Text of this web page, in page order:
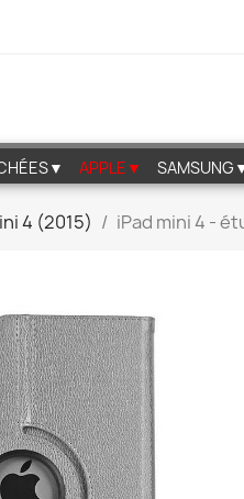
APPLE▼
4 (2015) iPad mini 4 -